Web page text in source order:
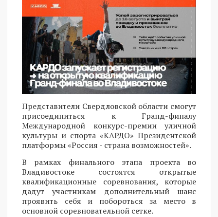
Представители Свердловской области смогут
присоединиться к Гранд-финалу
Международной конкурс-премии уличной
культуры и спорта «КАРДО» Президентской
платформы «Россия - страна возможностей».
В рамках финального этапа проекта во
Владивостоке состоятся открытые
квалификационные соревнования, которые
дадут участникам дополнительный шанс
проявить себя и побороться за место в
основной соревновательной сетке.